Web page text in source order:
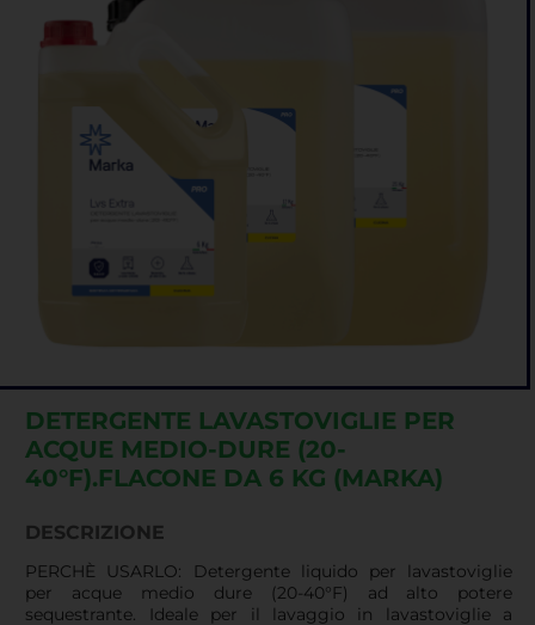
DETERGENTE LAVASTOVIGLIE PER
ACQUE MEDIO-DURE (20-
40°F).FLACONE DA 6 KG (MARKA)
DESCRIZIONE
PERCHÈ USARLO: Detergente liquido per lavastoviglie
per acque medio dure (20-40°F) ad alto potere
sequestrante. Ideale per il lavaggio in lavastoviglie a